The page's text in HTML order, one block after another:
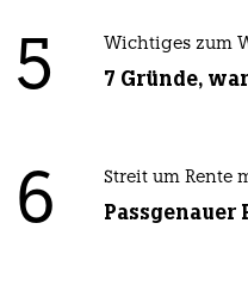
5 Wichtiges zum
7 Gründe,
6 Streit um Rente
Passgenauer